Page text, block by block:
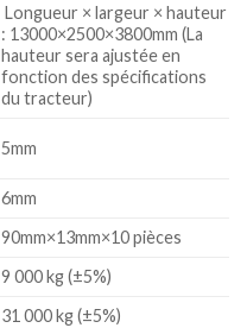
Longueur × largeur × hauteur
: 13000×2500×3800mm (La
hauteur sera ajustée en
fonction des spécifications
du tracteur)
5mm
6mm
90mm×13mm×10 pièces
9 000 kg (±5%)
31 000 kg (±5%)